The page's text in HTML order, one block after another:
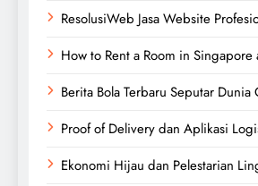
ResolusiWeb Jasa Website
How to Rent a Room in
Berita Bola Terbaru Seputar Dunia
Proof of Delivery dan Aplikasi
Ekonomi Hijau dan Pelestarian